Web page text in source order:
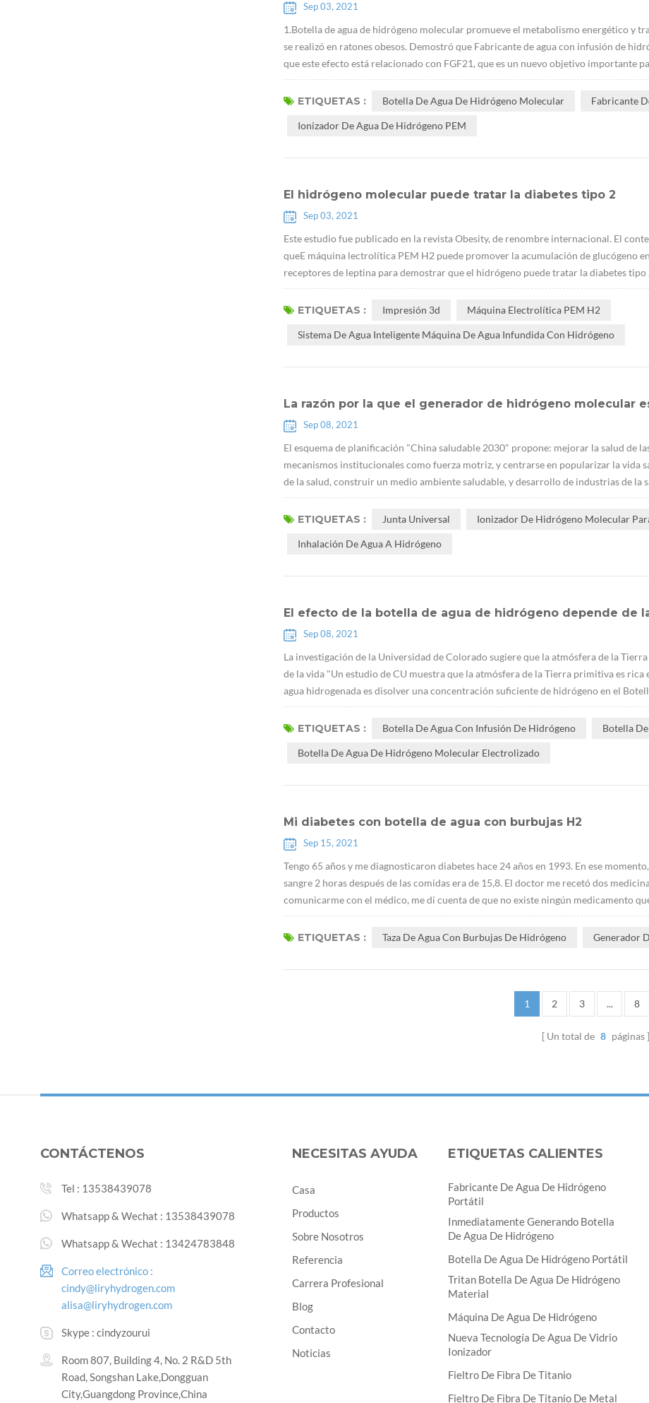
Sep 03, 2021
1.Botella de agua de hidrógeno molecular promueve el metabolismo energético y
se realizó en ratones obesos. Demostró que Fabricante de agua con infusión de
que este efecto está relacionado con FGF21, que es un nuevo objetivo importante
ETIQUETAS : Botella De Agua De Hidrógeno Molecular Fabricante
Ionizador De Agua De Hidrógeno PEM
El hidrógeno molecular puede tratar la diabetes tipo 2
Sep 03, 2021
Este estudio fue publicado en la revista Obesity, de renombre internacional. El
queE máquina lectrolítica PEM H2 puede promover la acumulación de glucógeno
receptores de leptina para demostrar que el hidrógeno puede tratar la diabetes tipo
ETIQUETAS : Impresión 3d Máquina Electrolítica PEM H2
Sistema De Agua Inteligente Máquina De Agua Infundida Con Hidrógeno
La razón por la que el generador de hidrógeno molecular
Sep 08, 2021
El esquema de planificación "China saludable 2030" propone: mejorar la salud de
mecanismos institucionales como fuerza motriz, y centrarse en popularizar la vida
de la salud, construir un medio ambiente saludable, y desarrollo de industrias de la
ETIQUETAS : Junta Universal Ionizador De Hidrógeno Molecular
Inhalación De Agua A Hidrógeno
El efecto de la botella de agua de hidrógeno depende de
Sep 08, 2021
La investigación de la Universidad de Colorado sugiere que la atmósfera de la
de la vida "Un estudio de CU muestra que la atmósfera de la Tierra primitiva es
agua hidrogenada es disolver una concentración suficiente de hidrógeno en el
ETIQUETAS : Botella De Agua Con Infusión De Hidrógeno Botella
Botella De Agua De Hidrógeno Molecular Electrolizado
Mi diabetes con botella de agua con burbujas H2
Sep 15, 2021
Tengo 65 años y me diagnosticaron diabetes hace 24 años en 1993. En ese
sangre 2 horas después de las comidas era de 15,8. El doctor me recetó dos
comunicarme con el médico, me di cuenta de que no existe ningún medicamento
ETIQUETAS : Taza De Agua Con Burbujas De Hidrógeno Generador
1 2 3 ... 8
Un total de 8 páginas
CONTÁCTENOS
Tel : 13538439078
Whatsapp & Wechat : 13538439078
Whatsapp & Wechat : 13424783848
Correo electrónico :
cindy@liryhydrogen.com
alisa@liryhydrogen.com
Skype : cindyzourui
Room 807, Building 4, No. 2 R&D 5th
Road, Songshan Lake,Dongguan
City,Guangdong Province,China
NECESITAS AYUDA
Casa
Productos
Sobre Nosotros
Referencia
Carrera Profesional
Blog
Contacto
Noticias
ETIQUETAS CALIENTES
Fabricante De Agua De Hidrógeno
Portátil
Inmediatamente Generando Botella
De Agua De Hidrógeno
Botella De Agua De Hidrógeno Portátil
Tritan Botella De Agua De Hidrógeno
Material
Máquina De Agua De Hidrógeno
Nueva Tecnología De Agua De Vidrio
Ionizador
Fieltro De Fibra De Titanio
Fieltro De Fibra De Titanio De Metal